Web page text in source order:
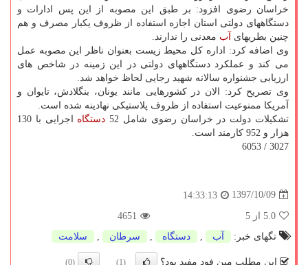
خراسان رضوی افزود: بر طبق این مصوبه از این پس ادارات و
دستگاههای دولتی استان اجازه استفاده از ظروف یكبار مصرف و هم
چنین بطریهای
آب معدنی را ندارند.
وی اضافه كرد: اداره كل محیط زیست بعنوان ناظر این مصوبه عمل
می كند و عملكرد دستگاههای دولتی در این زمینه در شاخص های
ارزیابی جشنواره سالانه شهید رجایی لحاظ خواهد شد.
وی تصریح كرد: الان در كشورهایی مانند یونان، بنگلادش، تایوان و
آمریكا ممنوعیت استفاده از ظروف پلاستیكی نهادینه شده است.
تشكیلات دولت در خراسان رضوی شامل 52
دستگاه
اجرایی با 130
هزار و 952 كارمند است.
3027 / 6053
1397/10/09
14:33:13
5.0 از 5
4651
تگهای خبر:
آب دستگاه سرطان سلامت
این مطلب مین فود مفید بود؟ (1)
(0)